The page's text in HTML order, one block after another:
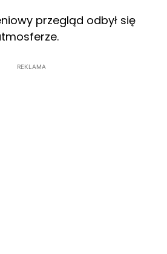
przegląd odbył się
REKLAMA